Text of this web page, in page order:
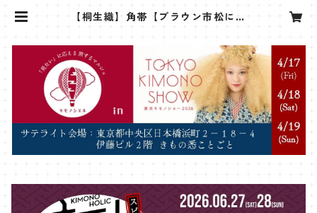
【桐生織】角帯【ブラウン市松にイ